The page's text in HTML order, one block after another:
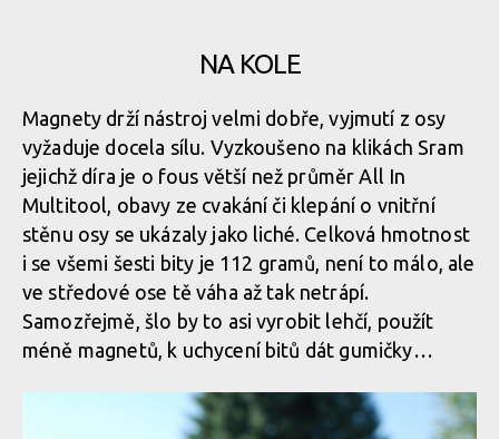
NA KOLE
Magnety drží nástroj velmi dobře, vyjmutí z osy
vyžaduje docela sílu. Vyzkoušeno na klikách Sram
jejichž díra je o fous větší než průměr All In
Multitool, obavy ze cvakání či klepání o vnitřní
stěnu osy se ukázaly jako liché. Celková hmotnost
i se všemi šesti bity je 112 gramů, není to málo, ale
ve středové ose tě váha až tak netrápí.
Samozřejmě, šlo by to asi vyrobit lehčí, použít
méně magnetů, k uchycení bitů dát gumičky…